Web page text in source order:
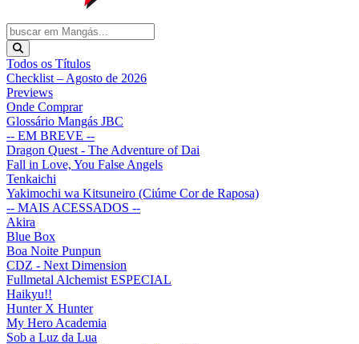
Todos os Títulos
Checklist – Agosto de 2026
Previews
Onde Comprar
Glossário Mangás JBC
-- EM BREVE --
Dragon Quest - The Adventure of Dai
Fall in Love, You False Angels
Tenkaichi
Yakimochi wa Kitsuneiro (Ciúme Cor de Raposa)
-- MAIS ACESSADOS --
Akira
Blue Box
Boa Noite Punpun
CDZ - Next Dimension
Fullmetal Alchemist ESPECIAL
Haikyu!!
Hunter X Hunter
My Hero Academia
Sob a Luz da Lua